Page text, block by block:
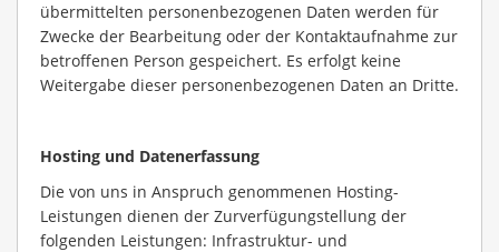
übermittelten personenbezogenen Daten werden für
Zwecke der Bearbeitung oder der Kontaktaufnahme zur
betroffenen Person gespeichert. Es erfolgt keine
Weitergabe dieser personenbezogenen Daten an Dritte.
Hosting und Datenerfassung
Die von uns in Anspruch genommenen Hosting-
Leistungen dienen der Zurverfügungstellung der
folgenden Leistungen: Infrastruktur- und